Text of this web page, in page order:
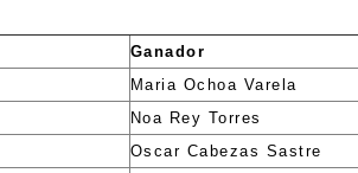
Ganador
Maria Ochoa Varela
Noa Rey Torres
Oscar Cabezas Sastre